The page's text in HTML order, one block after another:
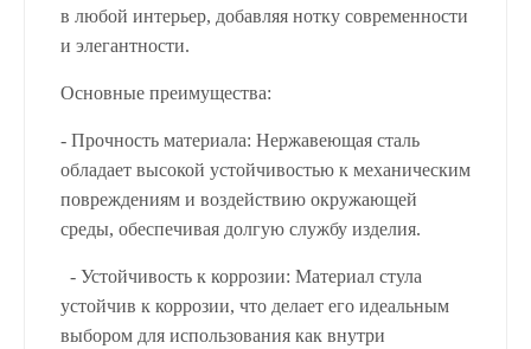
в любой интерьер, добавляя нотку современности
и элегантности.
Основные преимущества:
- Прочность материала: Нержавеющая сталь
обладает высокой устойчивостью к механическим
повреждениям и воздействию окружающей
среды, обеспечивая долгую службу изделия.
- Устойчивость к коррозии: Материал стула
устойчив к коррозии, что делает его идеальным
выбором для использования как внутри